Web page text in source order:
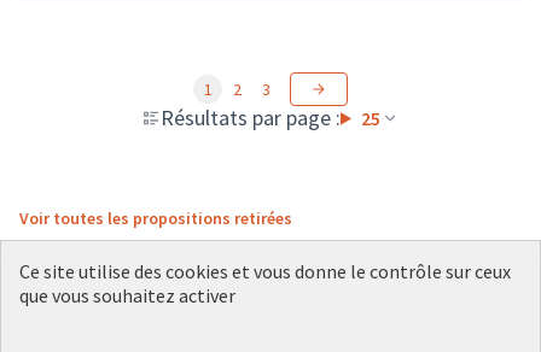
Résultats par page : 25
1 2 3
Voir toutes les propositions retirées
Ce site utilise des cookies et vous donne le contrôle sur ceux
que vous souhaitez activer